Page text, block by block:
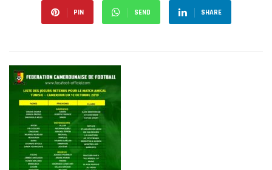
PIN SEND SHARE